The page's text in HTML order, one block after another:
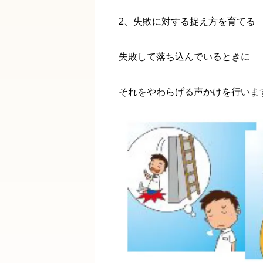
2、失敗に対する捉え方を育てる
失敗して落ち込んでいるときに
それをやわらげる声かけを行いま